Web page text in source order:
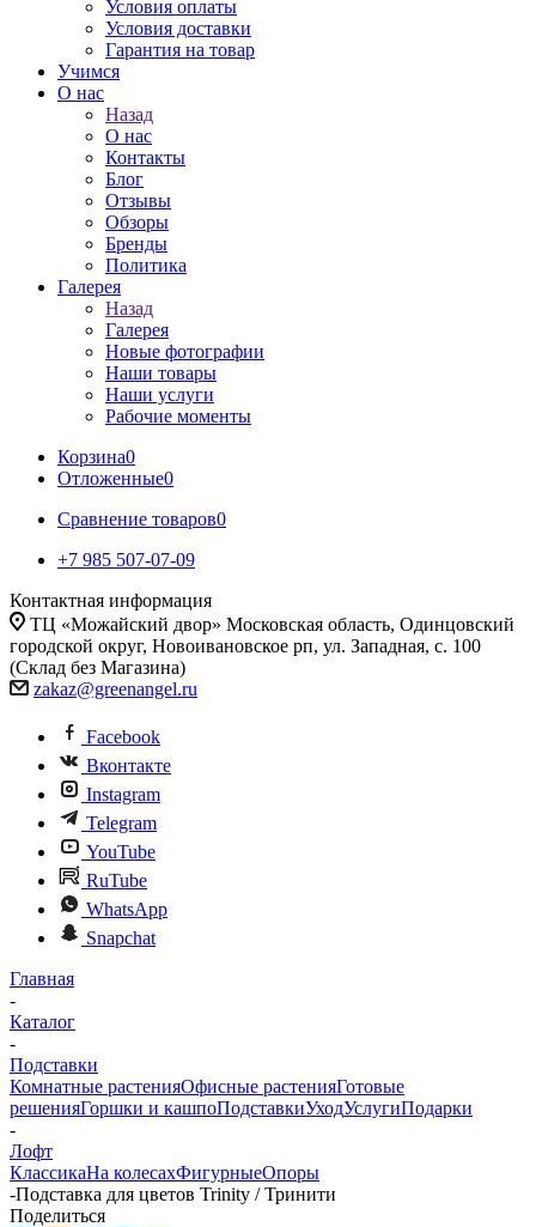
Условия оплаты
Условия доставки
Гарантия на товар
Учимся
О нас
Назад
О нас
Контакты
Блог
Отзывы
Обзоры
Бренды
Политика
Галерея
Назад
Галерея
Новые фотографии
Наши товары
Наши услуги
Рабочие моменты
Корзина0
Отложенные0
Сравнение товаров0
+7 985 507-07-09
Контактная информация
ТЦ «Можайский двор» Московская область, Одинцовский
городской округ, Новоивановское рп, ул. Западная, с. 100
(Склад без Магазина)
zakaz@greenangel.ru
Facebook
Вконтакте
Instagram
Telegram
YouTube
RuTube
WhatsApp
Snapchat
Главная
-
Каталог
-
Подставки
Комнатные растенияОфисные растенияГотовые
решенияГоршки и кашпоПодставкиУходУслугиПодарки
-
Лофт
КлассикаНа колесахФигурныеОпоры
-Подставка для цветов Trinity / Тринити
Поделиться